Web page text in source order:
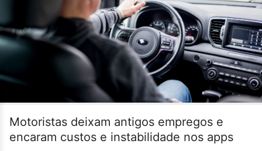
Motoristas deixam antigos empregos e
encaram custos e instabilidade nos apps